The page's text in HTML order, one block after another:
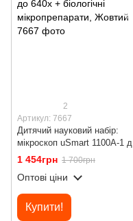
2
Артикул: 7667
Дитячий науковий набір:
мікроскоп uSmart 1100A-1 до
640х + біологічні
мікропрепарати, Жовтий
1 454грн 1 700грн
Оптові ціни
Купити!